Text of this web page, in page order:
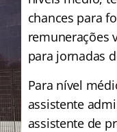
chances para
remunerações
para jornadas
Para nível
assistente
assistente de